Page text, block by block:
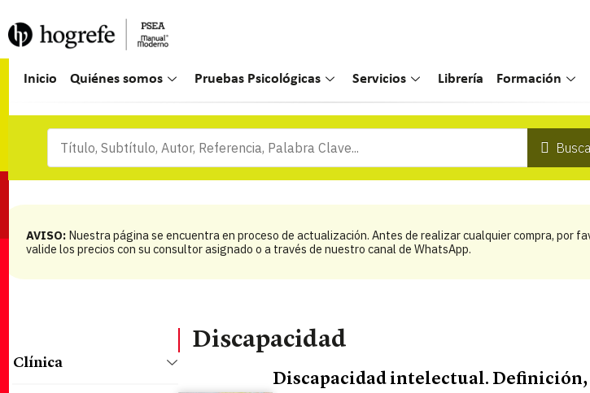
Inicio Quiénes somos Pruebas Psicológicas Servicios Librería Formación
AVISO:Nuestra página se encuentra en proceso de actualización. Antes de realizar cualquier compra, por
valide los precios con su consultor asignado o a través de nuestro canal de WhatsApp.
Clínica
Discapacidad
Discapacidad intelectual. Definición,